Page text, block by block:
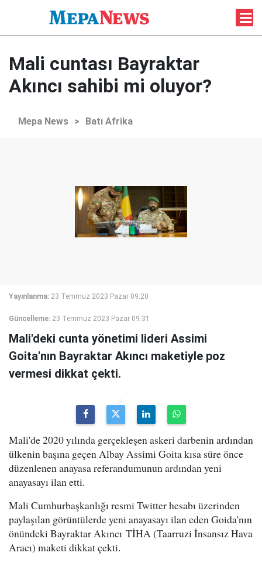
Mali cuntası Bayraktar
Akıncı sahibi mi oluyor?
Mepa News > Batı Afrika
Yayınlanma: 23 Temmuz 2023 Pazar 09:20
Güncelleme: 23 Temmuz 2023 Pazar 09:31
Mali'deki cunta yönetimi lideri Assimi
Goita'nın Bayraktar Akıncı maketiyle poz
vermesi dikkat çekti.
Mali'de 2020 yılında gerçekleşen askeri darbenin ardından
ülkenin başına geçen Albay Assimi Goita kısa süre önce
düzenlenen anayasa referandumunun ardından yeni
anayasayı ilan etti.
Mali Cumhurbaşkanlığı resmi Twitter hesabı üzerinden
paylaşılan görüntülerde yeni anayasayı ilan eden Goida'nın
önündeki Bayraktar Akıncı TİHA (Taarruzi İnsansız Hava
Aracı) maketi dikkat çekti.